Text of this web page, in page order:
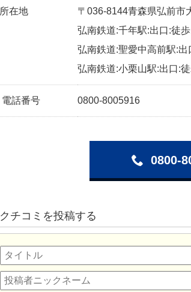
所在地
〒036-8144青森県弘前市
弘南鉄道:千年駅:出口:徒
弘南鉄道:聖愛中高前駅:出
弘南鉄道:小栗山駅:出口:
電話番号 0800-8005916
0800-
クチコミを投稿する